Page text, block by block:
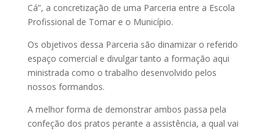
Cá”, a concretização de uma Parceria entre a Escola
Profissional de Tomar e o Município.
Os objetivos dessa Parceria são dinamizar o referido
espaço comercial e divulgar tanto a formação aqui
ministrada como o trabalho desenvolvido pelos
nossos formandos.
A melhor forma de demonstrar ambos passa pela
confeção dos pratos perante a assistência, a qual vai